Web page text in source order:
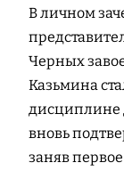
В личном
Черных
Казьмина
дисциплине
вновь
заняв